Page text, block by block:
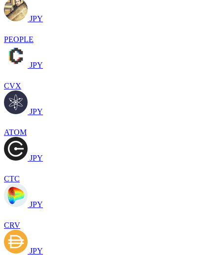
JPY
PEOPLE
JPY
CVX
JPY
ATOM
JPY
CTC
JPY
CRV
JPY